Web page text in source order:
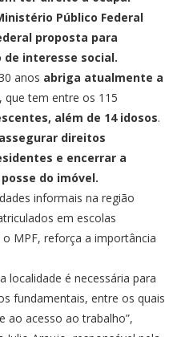
Público Federal
proposta para
interesse social.
anos abriga atualmente a
, que tem entre os 115
além de 14 idosos.
direitos
e encerrar a
do imóvel.
informais na região
em escolas
MPF, reforça a importância
localidade é necessária para
fundamentais, entre os quais
ao acesso ao trabalho”,